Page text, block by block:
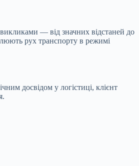
викликами — від значних відстаней до
рух транспорту в режимі
досвідом у логістиці, клієнт